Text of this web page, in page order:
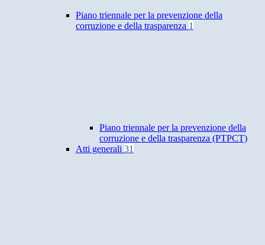
Piano triennale per la prevenzione della
corruzione e della trasparenza 1
Piano triennale per la prevenzione della
corruzione e della trasparenza (PTPCT)
Atti generali 31